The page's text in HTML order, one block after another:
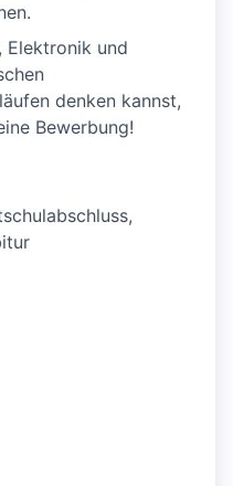
Elektronik und
denken kannst,
Bewerbung!